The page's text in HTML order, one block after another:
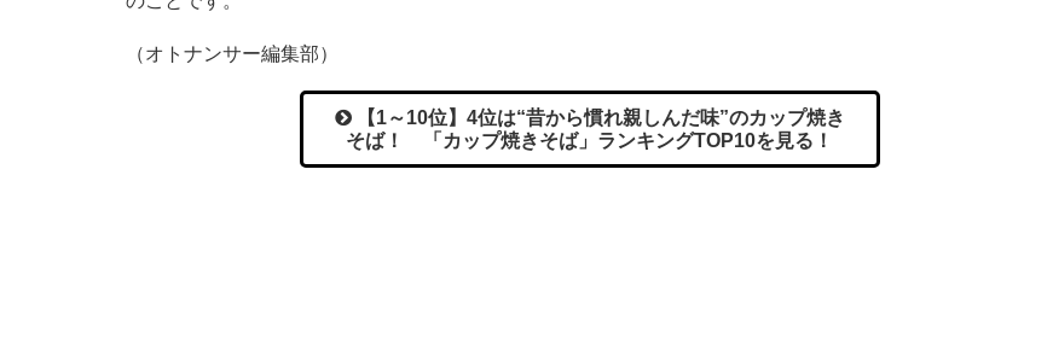
（オトナンサー編集部）
【1～10位】4位は“昔から慣れ親しんだ味”のカップ焼き
そば！ 「カップ焼きそば」ランキングTOP10を見る！